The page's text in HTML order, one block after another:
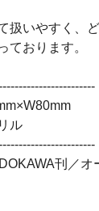
扱いやすく、
ております。
ル
刊／オ